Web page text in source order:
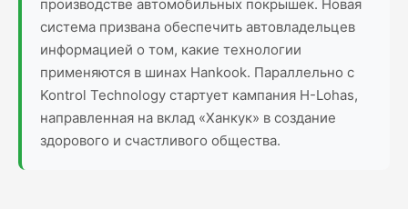
производстве автомобильных покрышек. Новая
система призвана обеспечить автовладельцев
информацией о том, какие технологии
применяются в шинах Hankook. Параллельно с
Kontrol Technology стартует кампания H-Lohas,
направленная на вклад «Ханкук» в создание
здорового и счастливого общества.